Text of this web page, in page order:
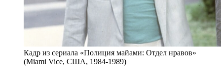
Кадр из сериала «Полиция майами: Отдел нравов»
(Miami Vice, США, 1984-1989)